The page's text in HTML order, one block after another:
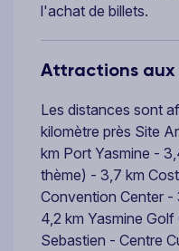
l'achat de billets.
Attractions
Les distances sont
kilomètre près Site
km Port Yasmine -
thème) - 3,7 km
Convention Center -
4,2 km Yasmine
Sebastien - Centre